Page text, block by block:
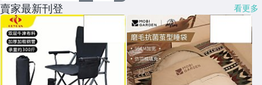
賣家最新刊登 看更多